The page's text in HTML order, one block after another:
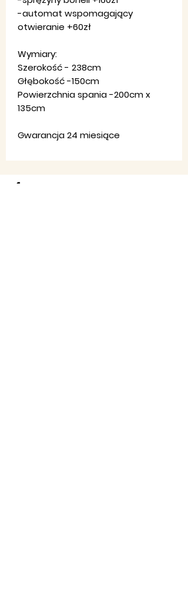
-automat wspomagający
otwieranie +60zł
Wymiary:
Szerokość - 238cm
Głębokość -150cm
Powierzchnia spania -200cm x
135cm
Gwarancja 24 miesiące